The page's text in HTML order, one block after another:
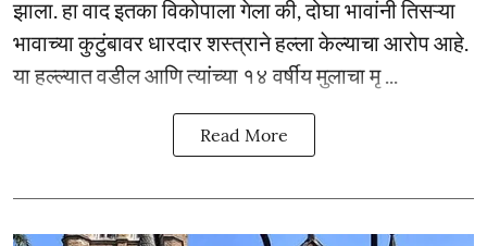
झाला. हा वाद इतका विकोपाला गेला की, दोघा भावांनी तिसऱ्या
भावाच्या कुटुंबावर धारदार शस्त्राने हल्ला केल्याचा आरोप आहे.
या हल्ल्यात वडील आणि त्यांच्या १४ वर्षीय मुलाचा मृ ...
Read More